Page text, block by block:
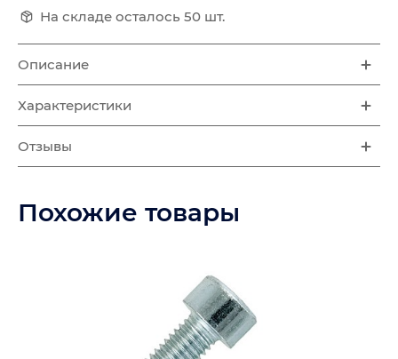
На складе осталось 50 шт.
Описание
Характеристики
Отзывы
Похожие товары